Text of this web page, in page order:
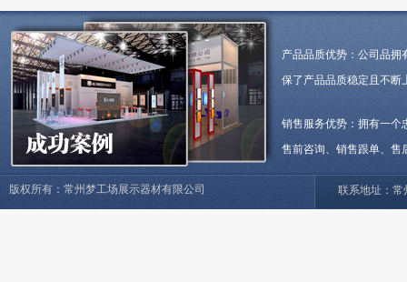
产品品质优势：公司品拥
保了产品品质稳定且不断
销售服务优势：拥有一个
售前咨询、销售跟单、售
版权所有：常州梦工场展示器材有限公司 联系地址：